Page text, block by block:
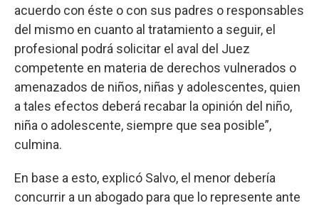
acuerdo con éste o con sus padres o responsables
del mismo en cuanto al tratamiento a seguir, el
profesional podrá solicitar el aval del Juez
competente en materia de derechos vulnerados o
amenazados de niños, niñas y adolescentes, quien
a tales efectos deberá recabar la opinión del niño,
niña o adolescente, siempre que sea posible”,
culmina.
En base a esto, explicó Salvo, el menor debería
concurrir a un abogado para que lo represente ante